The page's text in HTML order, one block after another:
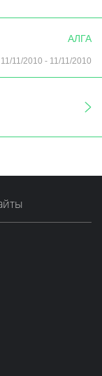
АЛГА
11/11/2010 - 11/11/2010